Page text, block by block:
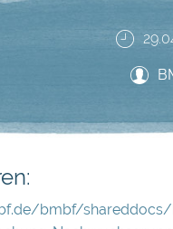
bmbf/